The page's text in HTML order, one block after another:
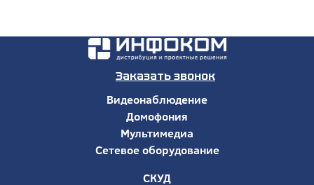
Заказать звонок
Видеонаблюдение
Домофония
Мультимедиа
Сетевое оборудование
СКУД